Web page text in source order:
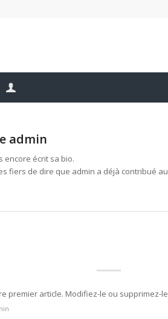
admin
encore écrit sa bio.
fiers de dire que admin a déjà contribué
premier article. Modifiez-le ou supprimez-